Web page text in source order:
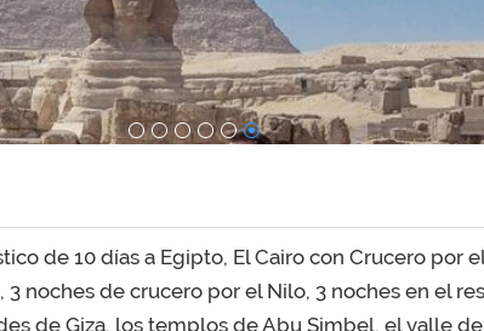
de 10 días a Egipto, El Cairo con Crucero por
3 noches de crucero por el Nilo, 3 noches en el
de Giza, los templos de Abu Simbel, el valle